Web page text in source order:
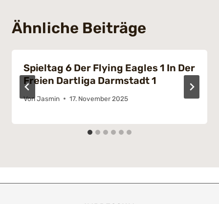
Ähnliche Beiträge
Spieltag 6 Der Flying Eagles 1 In Der
Freien Dartliga Darmstadt 1
VonJasmin 17. November 2025